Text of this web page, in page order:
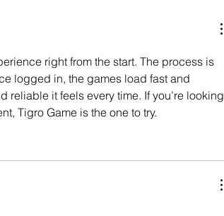
right from the start. The process is
logged in, the games load fast and
reliable it feels every time. If you’re looking
Tigro Game is the one to try.